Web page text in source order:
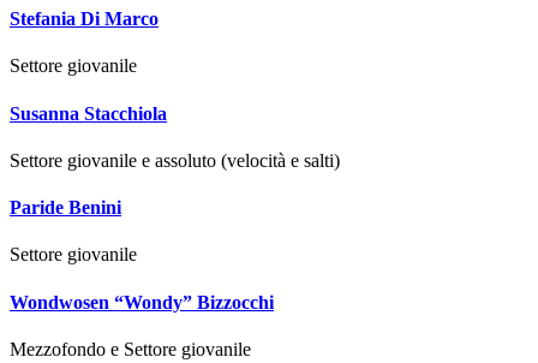
Stefania Di Marco
Settore giovanile
Susanna Stacchiola
Settore giovanile e assoluto (velocità e salti)
Paride Benini
Settore giovanile
Wondwosen “Wondy” Bizzocchi
Mezzofondo e Settore giovanile